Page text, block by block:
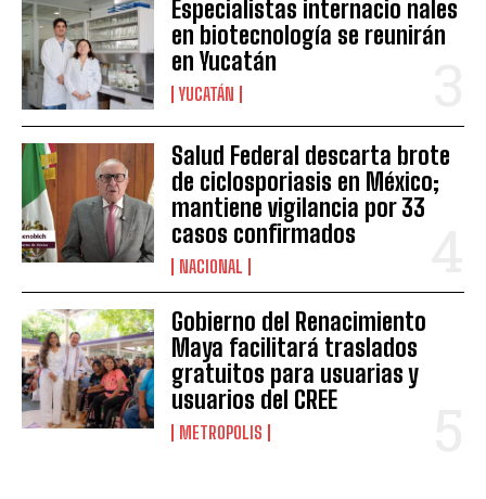
Especialistas internacio nales
en biotecnología se reunirán
en Yucatán
YUCATÁN
Salud Federal descarta brote
de ciclosporiasis en México;
mantiene vigilancia por 33
casos confirmados
NACIONAL
Gobierno del Renacimiento
Maya facilitará traslados
gratuitos para usuarias y
usuarios del CREE
METROPOLIS